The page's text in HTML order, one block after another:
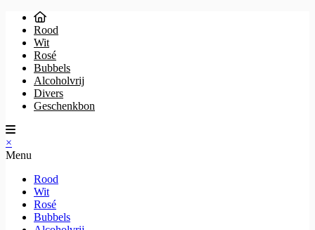
Rood
Wit
Rosé
Bubbels
Alcoholvrij
Divers
Geschenkbon
×
Menu
Rood
Wit
Rosé
Bubbels